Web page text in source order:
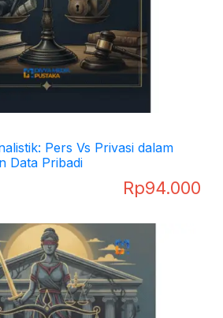
Pers Vs Privasi dalam
Data Pribadi
Rp94.000